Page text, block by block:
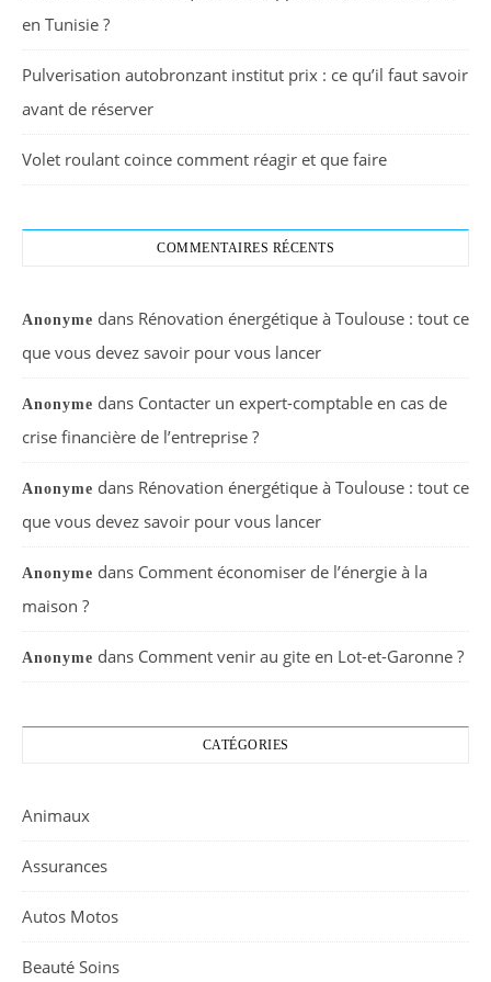
en Tunisie ?
Pulverisation autobronzant institut prix : ce qu’il faut savoir
avant de réserver
Volet roulant coince comment réagir et que faire
COMMENTAIRES RÉCENTS
Anonyme dans Rénovation énergétique à Toulouse : tout ce
que vous devez savoir pour vous lancer
Anonyme dans Contacter un expert-comptable en cas de
crise financière de l’entreprise ?
Anonyme dans Rénovation énergétique à Toulouse : tout ce
que vous devez savoir pour vous lancer
Anonyme dans Comment économiser de l’énergie à la
maison ?
Anonyme dans Comment venir au gite en Lot-et-Garonne ?
CATÉGORIES
Animaux
Assurances
Autos Motos
Beauté Soins